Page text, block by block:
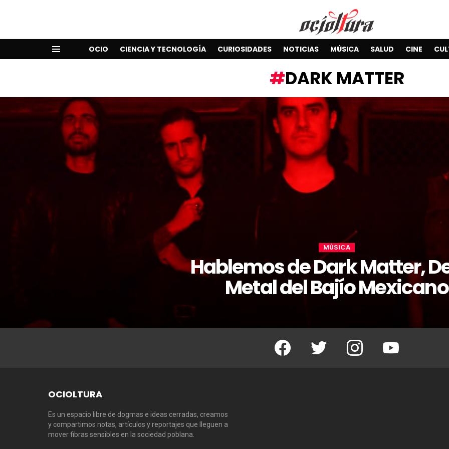
OCIO CIENCIA Y TECNOLOGÍA CURIOSIDADES NOTICIAS MÚSICA SALUD CINE
DARK MATTER
MÚSICA
Hablemos de Dark Matter,
Metal del Bajío Mexicano
Facebook Twitter Instagram Youtube
OCIOLTURA
Es un espacio libre de dogmas e ideas cerradas, creamos
y compartimos notas, artículos y reportajes que lleguen a
mover fibras sensibles en la sociedad poblana.